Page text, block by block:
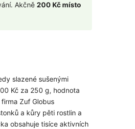
Akčně 200 Kč místo
slazené sušenými
Kč za 250 g, hodnota
Zuf Globus
a kůry pěti rostlin a
obsahuje tisíce aktivních